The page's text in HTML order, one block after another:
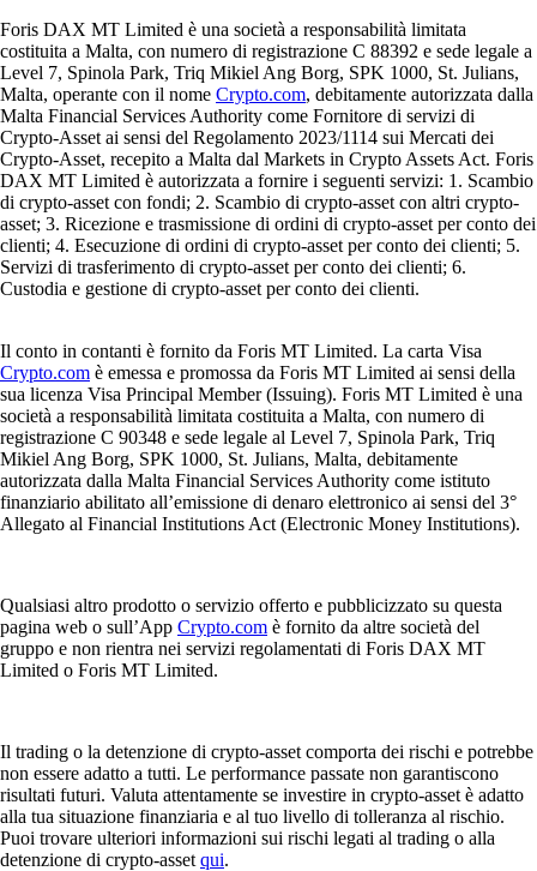
Foris DAX MT Limited è una società a responsabilità limitata
costituita a Malta, con numero di registrazione C 88392 e sede legale a
Level 7, Spinola Park, Triq Mikiel Ang Borg, SPK 1000, St. Julians,
Malta, operante con il nome Crypto.com, debitamente autorizzata dalla
Malta Financial Services Authority come Fornitore di servizi di
Crypto-Asset ai sensi del Regolamento 2023/1114 sui Mercati dei
Crypto-Asset, recepito a Malta dal Markets in Crypto Assets Act. Foris
DAX MT Limited è autorizzata a fornire i seguenti servizi: 1. Scambio
di crypto-asset con fondi; 2. Scambio di crypto-asset con altri crypto-
asset; 3. Ricezione e trasmissione di ordini di crypto-asset per conto dei
clienti; 4. Esecuzione di ordini di crypto-asset per conto dei clienti; 5.
Servizi di trasferimento di crypto-asset per conto dei clienti; 6.
Custodia e gestione di crypto-asset per conto dei clienti.
Il conto in contanti è fornito da Foris MT Limited. La carta Visa
Crypto.com è emessa e promossa da Foris MT Limited ai sensi della
sua licenza Visa Principal Member (Issuing). Foris MT Limited è una
società a responsabilità limitata costituita a Malta, con numero di
registrazione C 90348 e sede legale al Level 7, Spinola Park, Triq
Mikiel Ang Borg, SPK 1000, St. Julians, Malta, debitamente
autorizzata dalla Malta Financial Services Authority come istituto
finanziario abilitato all’emissione di denaro elettronico ai sensi del 3°
Allegato al Financial Institutions Act (Electronic Money Institutions).
Qualsiasi altro prodotto o servizio offerto e pubblicizzato su questa
pagina web o sull’App Crypto.com è fornito da altre società del
gruppo e non rientra nei servizi regolamentati di Foris DAX MT
Limited o Foris MT Limited.
Il trading o la detenzione di crypto-asset comporta dei rischi e potrebbe
non essere adatto a tutti. Le performance passate non garantiscono
risultati futuri. Valuta attentamente se investire in crypto-asset è adatto
alla tua situazione finanziaria e al tuo livello di tolleranza al rischio.
Puoi trovare ulteriori informazioni sui rischi legati al trading o alla
detenzione di crypto-asset qui.